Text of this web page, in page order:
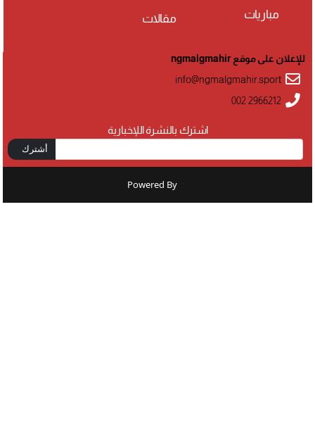
مباريات مقالات
اشترك بالنشرة اللإخبارية
أشترك
للإعلان على موقع ngmalgmahir
info@ngmalgmahir.sport
002 2966212
Powered By